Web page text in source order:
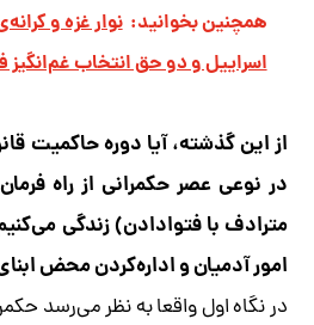
همچنین بخوانید: نوار غزه و
اسراییل و دو حق انتخاب
از این گذشته، آیا دوره حاکمیت
در نوعی عصر حکمرانی از راه
مترادف با فتوادادن) زندگی
امور آدمیان و اداره‌کردن محض
در نگاه اول واقعا به نظر می‌رسد